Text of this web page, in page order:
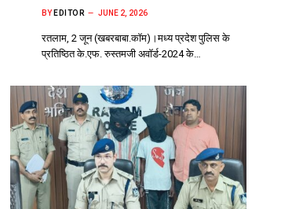
BY EDITOR JUNE 2, 2026
रतलाम, 2 जून (खबरबाबा.कॉम)।मध्य प्रदेश पुलिस के
प्रतिष्ठित के.एफ. रुस्तमजी अवॉर्ड-2024 के…